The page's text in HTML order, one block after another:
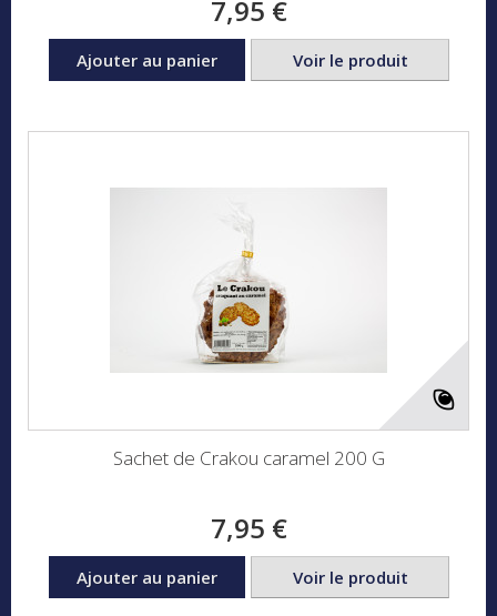
7,95 €
Ajouter au panier Voir le produit
Sachet de Crakou caramel 200 G
7,95 €
Ajouter au panier Voir le produit